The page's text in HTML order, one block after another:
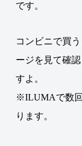
です。
コンビニで買
ージを見て確
すよ。
※ILUMAで数
ります。